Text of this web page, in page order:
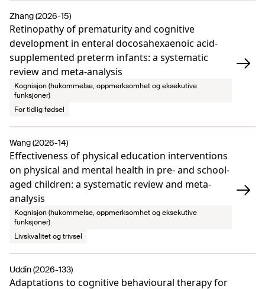
Retinopathy of prematurity and cognitive
development in enteral docosahexaenoic acid-
supplemented preterm infants: a systematic
review and meta-analysis
Zhang (2026-15)
Kognisjon (hukommelse, oppmerksomhet og eksekutive
funksjoner)
For tidlig fødsel
Effectiveness of physical education interventions
on physical and mental health in pre- and school-
aged children: a systematic review and meta-
analysis
Wang (2026-14)
Kognisjon (hukommelse, oppmerksomhet og eksekutive
funksjoner)
Livskvalitet og trivsel
Adaptations to cognitive behavioural therapy for
Uddin (2026-133)